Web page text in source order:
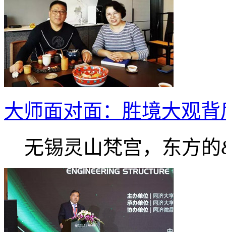
大师面对面：胜境大观
无锡灵山梵宫，东方